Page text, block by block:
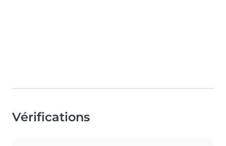
Vérifications